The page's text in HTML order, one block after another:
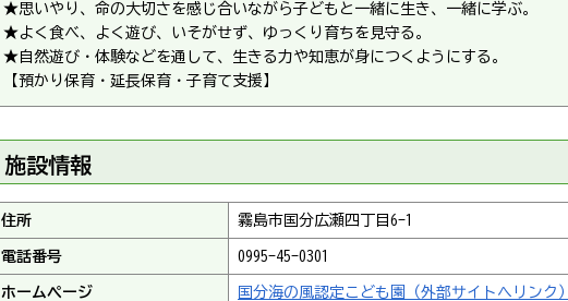
★思いやり、命の大切さを感じ合いながら子どもと一緒に生き、一緒に学ぶ。
★よく食べ、よく遊び、いそがせず、ゆっくり育ちを見守る。
★自然遊び・体験などを通して、生きる力や知恵が身につくようにする。
【預かり保育・延長保育・子育て支援】
施設情報
住所 霧島市国分広瀬四丁目6-1
電話番号 0995-45-0301
ホームページ 国分海の風認定こども園（外部サイトへリンク）